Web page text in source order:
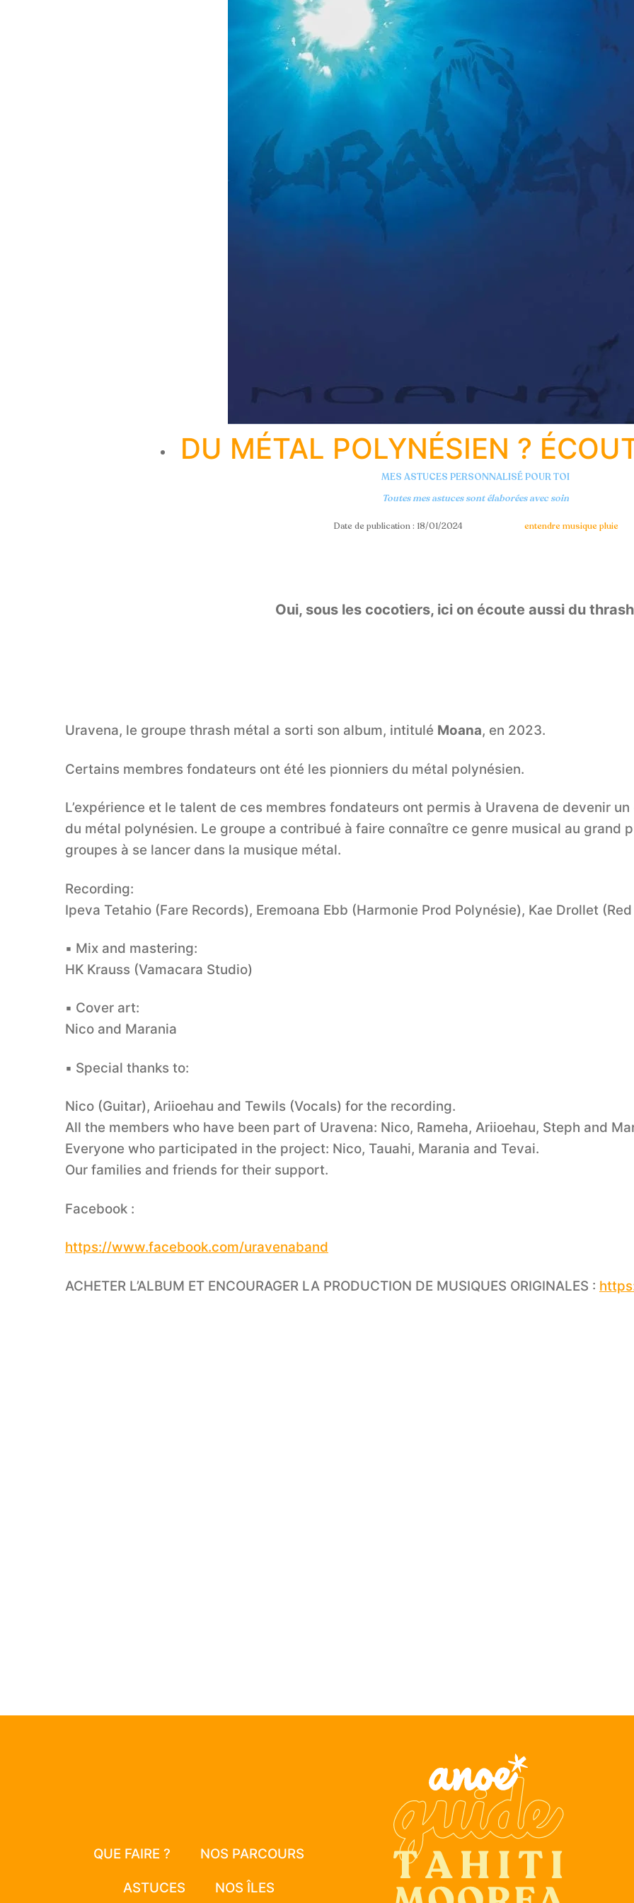
DU MÉTAL POLYNÉSIEN ?
MES ASTUCES PERSONNALISÉ POUR TOI
Toutes mes astuces sont élaborées avec soin
Date de publication : 18/01/2024 entendre musique pluie
Oui, sous les cocotiers, ici on écoute aussi du
Uravena, le groupe thrash métal a sorti son album, intitulé Moana, en 2023.
Certains membres fondateurs ont été les pionniers du métal polynésien.
L’expérience et le talent de ces membres fondateurs ont permis à Uravena de devenir
du métal polynésien. Le groupe a contribué à faire connaître ce genre musical au grand
groupes à se lancer dans la musique métal.
Recording:
Ipeva Tetahio (Fare Records), Eremoana Ebb (Harmonie Prod Polynésie), Kae Drollet
▪️ Mix and mastering:
HK Krauss (Vamacara Studio)
▪️ Cover art:
Nico and Marania
▪️ Special thanks to:
Nico (Guitar), Ariioehau and Tewils (Vocals) for the recording.
All the members who have been part of Uravena: Nico, Rameha, Ariioehau, Steph and
Everyone who participated in the project: Nico, Tauahi, Marania and Tevai.
Our families and friends for their support.
Facebook :
https://www.facebook.com/uravenaband
ACHETER L’ALBUM ET ENCOURAGER LA PRODUCTION DE MUSIQUES ORIGINALES :
QUE FAIRE ? NOS PARCOURS
ASTUCES NOS ÎLES